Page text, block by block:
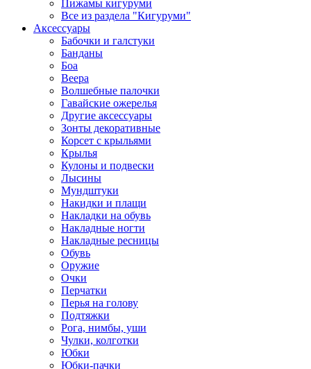
Пижамы кигуруми
Все из раздела "Кигуруми"
Аксессуары
Бабочки и галстуки
Банданы
Боа
Веера
Волшебные палочки
Гавайские ожерелья
Другие аксессуары
Зонты декоративные
Корсет с крыльями
Крылья
Кулоны и подвески
Лысины
Мундштуки
Накидки и плащи
Накладки на обувь
Накладные ногти
Накладные ресницы
Обувь
Оружие
Очки
Перчатки
Перья на голову
Подтяжки
Рога, нимбы, уши
Чулки, колготки
Юбки
Юбки-пачки